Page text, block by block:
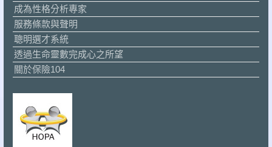
成為性格分析專家
服務條款與聲明
聰明選才系統
透過生命靈數完成心之所望
關於保險104